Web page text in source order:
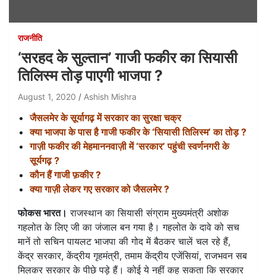
राजनीति
‘सरहद के सुल्तान’ गाजी फकीर का सियासी
तिलिस्म तोड़ पाएगी भाजपा ?
August 1, 2020 Ashish Mishra
जैसलमेर के सूर्यागढ़ में सरकार का सुरक्षा चक्र
क्या भाजपा के पास है गाजी फकीर के ‘सियासी तिलिस्म’ का तोड़ ?
गाज़ी फकीर की मेहमाननवाज़ी में ‘सरकार’ पहुंची स्वर्णनगरी के
सूर्यगढ़ ?
कौन हैं गाजी फ़कीर ?
क्या गाज़ी लेकर गए सरकार को जैसलमेर ?
फोकस भारत। राजस्थान का सियासी संग्राम मुख्यमंत्री अशोक
गहलोत के लिए जी का जंजाल बन गया है। गहलोत के दावे को सच
मानें तो सचिन पायलट भाजपा की गोद में बैठकर चालें चल रहे हैं,
केंद्र सरकार, केंद्रीय गृहमंत्री, तमाम केंद्रीय एजेंसियां, राजभवन सब
मिलकर सरकार के पीछे पड़े हैं। कोई ये नहीं कह सकता कि सरकार